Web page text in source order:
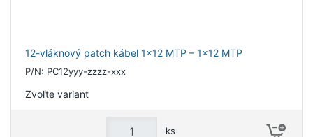
12-vláknový patch kábel 1x12 MTP – 1x12 MTP
P/N: PC12yyy-zzzz-xxx
Zvoľte variant
ks